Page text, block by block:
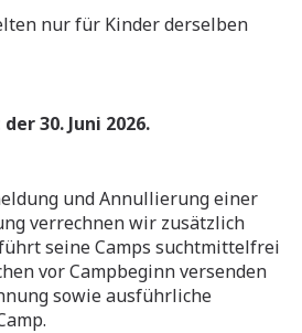
nur für Kinder derselben
30. Juni 2026.
und Annullierung einer
verrechnen wir zusätzlich
führt seine Camps suchtmittelfrei
vor Campbeginn versenden
sowie ausführliche